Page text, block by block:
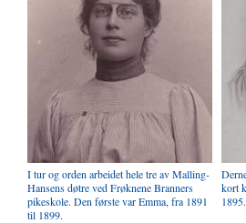
I tur og orden arbeidet hele tre av Malling-
Hansens døtre ved Frøknene Branners
pikeskole. Den første var Emma, fra 1891
til 1899.
kort
1895.